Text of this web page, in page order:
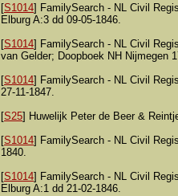
[S1014] FamilySearch - NL Civil
Elburg A:3 dd 09-05-1846.
[S1014] FamilySearch - NL Civil
van Gelder; Doopboek NH Nijmegen
[S1014] FamilySearch - NL Civil
27-11-1847.
[S25] Huwelijk Peter de Beer &
[S1014] FamilySearch - NL Civil
1840.
[S1014] FamilySearch - NL Civil
Elburg A:1 dd 21-02-1846.